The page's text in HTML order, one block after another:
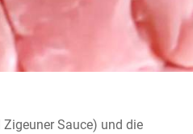
Sauce) und die